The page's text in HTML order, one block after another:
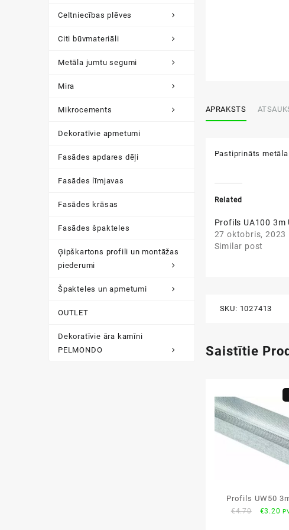
Celtniecības plēves
Citi būvmateriāli
Metāla jumtu segumi
Mira
Mikrocements
Dekoratīvie apmetumi
Fasādes apdares dēļi
Fasādes līmjavas
Fasādes krāsas
Fasādes špakteles
Ģipškartons profili un montāžas
piederumi
Špakteles un apmetumi
OUTLET
Dekoratīvie āra kamīni
PELMONDO
APRAKSTS
Pastiprināts
Related
Profils UA100 3m
27 oktobris, 2023
Similar post
SKU: 1027413
Saistītie
Profils UW50
€4.70
Original
€3.20